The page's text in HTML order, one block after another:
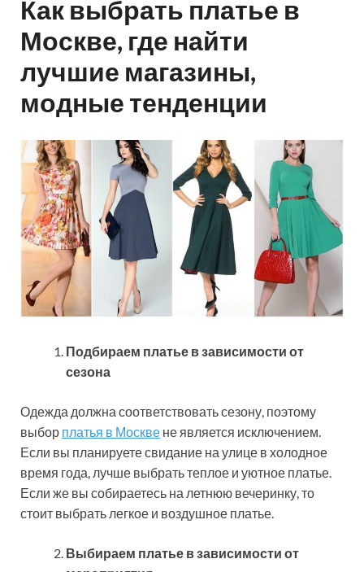
Как выбрать платье в
Москве, где найти
лучшие магазины,
модные тенденции
Подбираем платье в зависимости от
сезона
Одежда должна соответствовать сезону, поэтому
выбор платья в Москве не является исключением.
Если вы планируете свидание на улице в холодное
время года, лучше выбрать теплое и уютное платье.
Если же вы собираетесь на летнюю вечеринку, то
стоит выбрать легкое и воздушное платье.
Выбираем платье в зависимости от